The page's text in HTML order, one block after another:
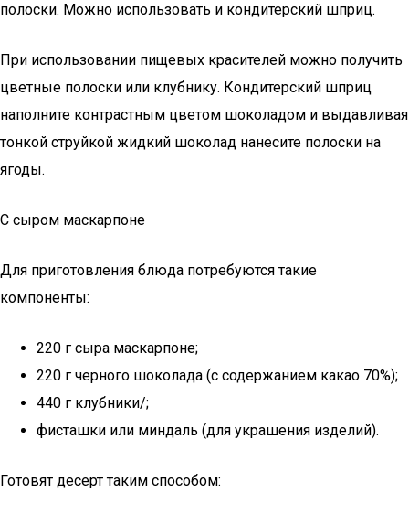
полоски. Можно использовать и кондитерский шприц.
При использовании пищевых красителей можно получить
цветные полоски или клубнику. Кондитерский шприц
наполните контрастным цветом шоколадом и выдавливая
тонкой струйкой жидкий шоколад нанесите полоски на
ягоды.
С сыром маскарпоне
Для приготовления блюда потребуются такие
компоненты:
220 г сыра маскарпоне;
220 г черного шоколада (с содержанием какао 70%);
440 г клубники/;
фисташки или миндаль (для украшения изделий).
Готовят десерт таким способом: